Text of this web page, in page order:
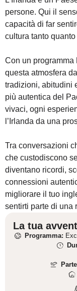
persone. Qui il
capacità di far
cultura tanto
Con un programma
questa atmosfera
tradizioni, abitudini
più autentica del
vivaci, ogni
l’Irlanda da una
Tra conversazioni
che custodiscono
diventano ricordi,
connessioni
migliorare il tuo
sentirti parte di una
La tua
Programma: